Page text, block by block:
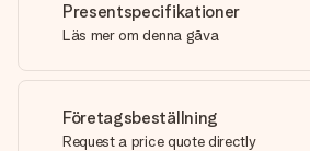
Presentspecifikationer
Läs mer om denna gåva
Företagsbeställning
Request a price quote directly